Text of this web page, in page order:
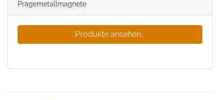
Prägemetallmagnete
Produkte ansehen...